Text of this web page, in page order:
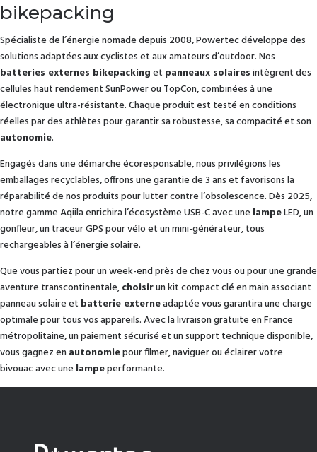
bikepacking
Spécialiste de l’énergie nomade depuis 2008, Powertec développe des
solutions adaptées aux cyclistes et aux amateurs d’outdoor. Nos
batteries externes bikepackinget panneaux solairesintègrent des
cellules haut rendement SunPower ou TopCon, combinées à une
électronique ultra-résistante. Chaque produit est testé en conditions
réelles par des athlètes pour garantir sa robustesse, sa compacité et son
autonomie.
Engagés dans une démarche écoresponsable, nous privilégions les
emballages recyclables, offrons une garantie de 3 ans et favorisons la
réparabilité de nos produits pour lutter contre l’obsolescence. Dès 2025,
notre gamme Aqiila enrichira l’écosystème USB-C avec une lampeLED, un
gonfleur, un traceur GPS pour vélo et un mini-générateur, tous
rechargeables à l’énergie solaire.
Que vous partiez pour un week-end près de chez vous ou pour une grande
aventure transcontinentale,choisirun kit compact clé en main associant
panneau solaire et batterie externeadaptée vous garantira une charge
optimale pour tous vos appareils. Avec la livraison gratuite en France
métropolitaine, un paiement sécurisé et un support technique disponible,
vous gagnez enautonomiepour filmer, naviguer ou éclairer votre
bivouac avec une lampeperformante.